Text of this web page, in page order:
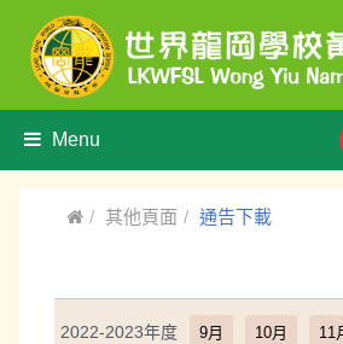
Menu
其他頁面 通告下載
2022-2023年度 9月 10月 11